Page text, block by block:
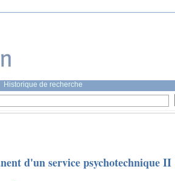
Historique de recherche
d'un service psychotechnique